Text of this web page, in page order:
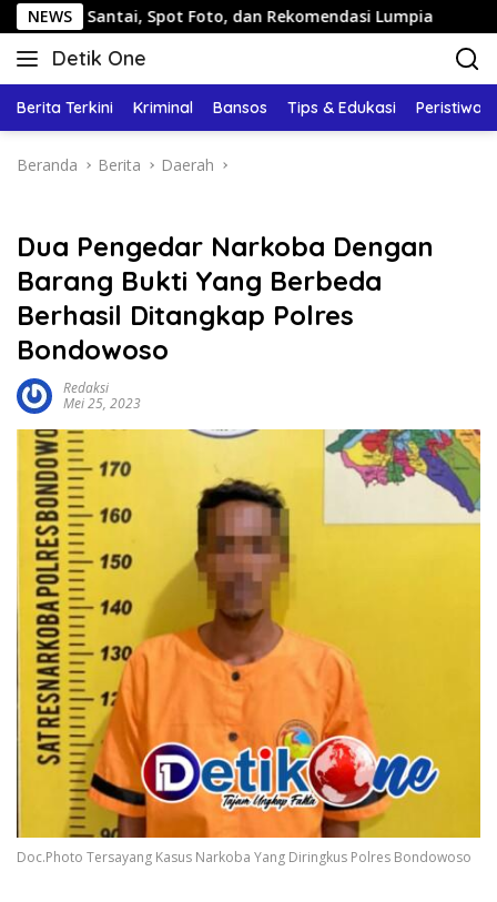
Langsung
ke
konten
NEWS
Spot Foto, dan Rekomendasi Lumpia Panduan
Detik One
Tajam
Fakta
Berita Terkini Kriminal Bansos Tips & Edukasi Peristiwa
Beranda Berita Daerah
Dua Pengedar Narkoba Dengan
Barang Bukti Yang Berbeda
Berhasil Ditangkap Polres
Bondowoso
Redaksi
Mei 25, 2023
Doc.Photo Tersayang Kasus Narkoba Yang Diringkus Polres Bondowoso